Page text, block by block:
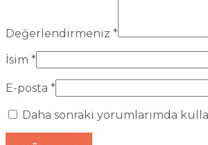
Değerlendirmeniz *
İsim *
E-posta *
Daha sonraki yorumlarımda